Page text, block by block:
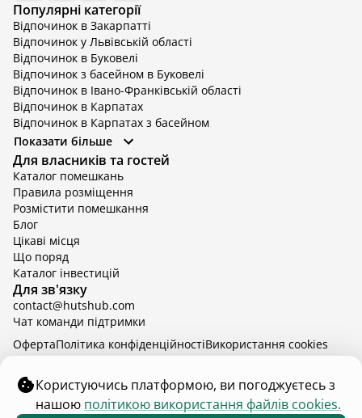
Популярні категорії
Відпочинок в Закарпатті
Відпочинок у Львівській області
Відпочинок в Буковелі
Відпочинок з басейном в Буковелі
Відпочинок в Івано-Франківській області
Відпочинок в Карпатах
Відпочинок в Карпатах з басейном
Відпочинок в Київській області
Відпочинок в Київській області з басейном
Відпочинок в Тернопільській області
Відпочинок у Вінницькій області
Відпочинок в Яремче
Відпочинок у Львівській області з басейном
Відпочинок з басейном в Тернопільській області
Показати більше
Для власників та гостей
Каталог помешкань
Правила розміщення
Розмістити помешкання
Блог
Цікаві місця
Що поряд
Каталог інвестицій
Для зв'язку
contact@hutshub.com
Чат команди підтримки
hutshub | ©2026
ОфертаПолітика конфіденційностіBикористання cookies
Користуючись платформою, ви погоджуєтесь з
нашою політикою використання файлів cookies.